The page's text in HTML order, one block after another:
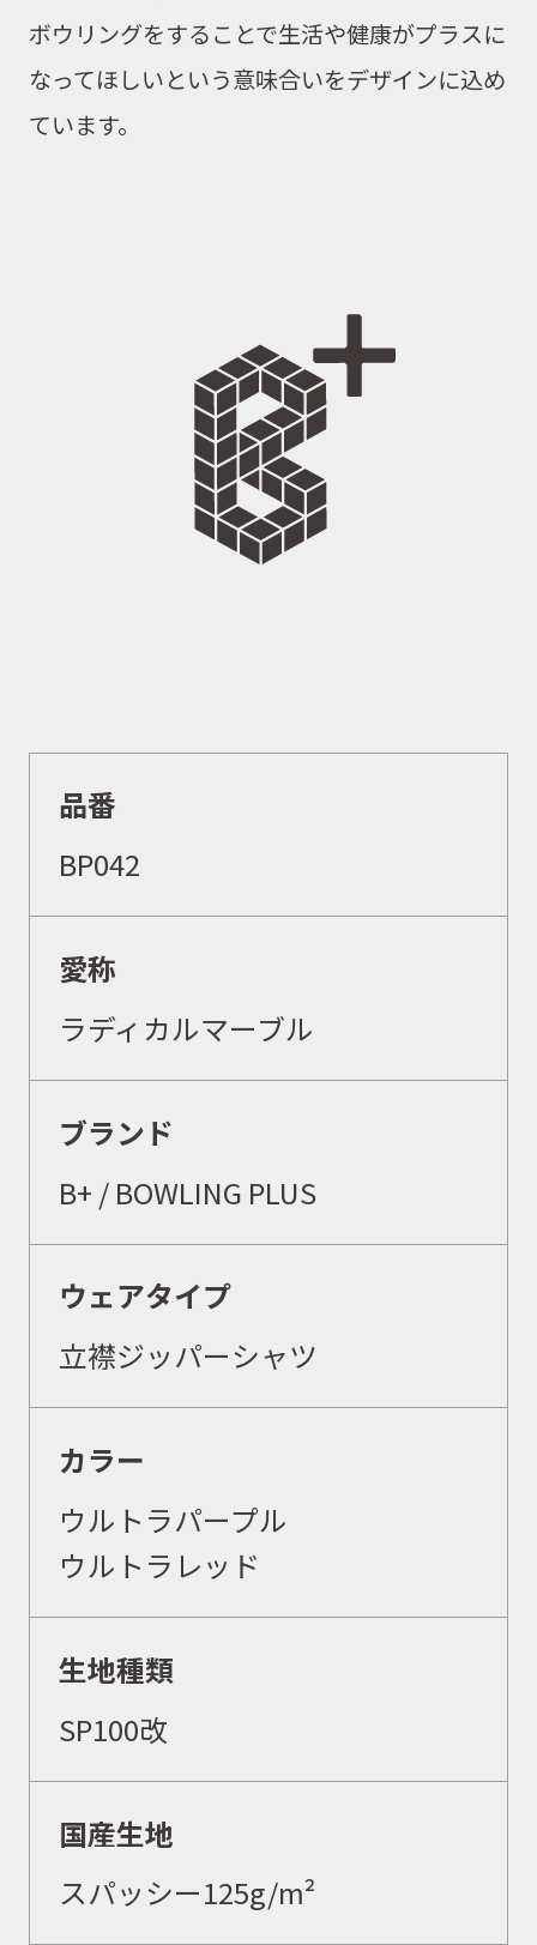
ボウリングをすることで生活や健康がプラスに
なってほしいという意味合いをデザインに込め
ています。
品番
BP042
愛称
ラディカルマーブル
ブランド
B+ / BOWLING PLUS
ウェアタイプ
立襟ジッパーシャツ
カラー
ウルトラパープル
ウルトラレッド
生地種類
SP100改
国産生地
スパッシー125g/m²